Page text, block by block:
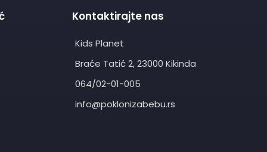
Kontaktirajte nas
Kids Planet
Braće Tatić 2, 23000 Kikinda
064/02-01-005
info@poklonizabebu.rs